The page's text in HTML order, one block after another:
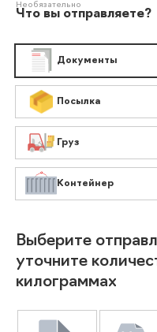
Необязательно
Что вы отправляете?
Документы
Посылка
Груз
Контейнер
Выберите
уточните
килограммах